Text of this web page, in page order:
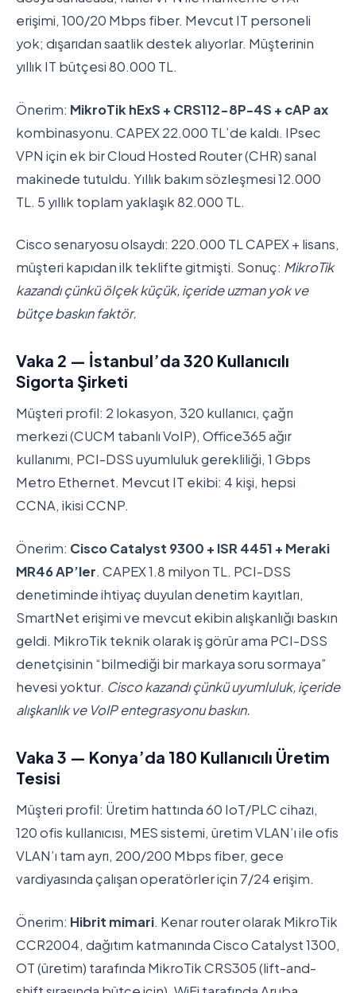
erişimi, 100/20 Mbps fiber. Mevcut IT personeli
yok; dışarıdan saatlik destek alıyorlar. Müşterinin
yıllık IT bütçesi 80.000 TL.
Önerim: MikroTik hExS + CRS112-8P-4S + cAP ax
kombinasyonu. CAPEX 22.000 TL’de kaldı. IPsec
VPN için ek bir Cloud Hosted Router (CHR) sanal
makinede tutuldu. Yıllık bakım sözleşmesi 12.000
TL. 5 yıllık toplam yaklaşık 82.000 TL.
Cisco senaryosu olsaydı: 220.000 TL CAPEX + lisans,
müşteri kapıdan ilk teklifte gitmişti. Sonuç: MikroTik
kazandı çünkü ölçek küçük, içeride uzman yok ve
bütçe baskın faktör.
Vaka 2 — İstanbul’da 320 Kullanıcılı
Sigorta Şirketi
Müşteri profil: 2 lokasyon, 320 kullanıcı, çağrı
merkezi (CUCM tabanlı VoIP), Office365 ağır
kullanımı, PCI-DSS uyumluluk gerekliliği, 1 Gbps
Metro Ethernet. Mevcut IT ekibi: 4 kişi, hepsi
CCNA, ikisi CCNP.
Önerim: Cisco Catalyst 9300 + ISR 4451 + Meraki
MR46 AP’ler. CAPEX 1.8 milyon TL. PCI-DSS
denetiminde ihtiyaç duyulan denetim kayıtları,
SmartNet erişimi ve mevcut ekibin alışkanlığı baskın
geldi. MikroTik teknik olarak iş görür ama PCI-DSS
denetçisinin “bilmediği bir markaya soru sormaya”
hevesi yoktur. Cisco kazandı çünkü uyumluluk, içeride
alışkanlık ve VoIP entegrasyonu baskın.
Vaka 3 — Konya’da 180 Kullanıcılı Üretim
Tesisi
Müşteri profil: Üretim hattında 60 IoT/PLC cihazı,
120 ofis kullanıcısı, MES sistemi, üretim VLAN’ı ile ofis
VLAN’ı tam ayrı, 200/200 Mbps fiber, gece
vardiyasında çalışan operatörler için 7/24 erişim.
Önerim: Hibrit mimari. Kenar router olarak MikroTik
CCR2004, dağıtım katmanında Cisco Catalyst 1300,
OT (üretim) tarafında MikroTik CRS305 (lift-and-